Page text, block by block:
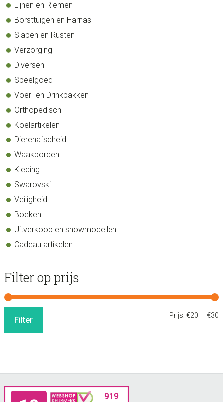
Lijnen en Riemen
Borsttuigen en Harnas
Slapen en Rusten
Verzorging
Diversen
Speelgoed
Voer- en Drinkbakken
Orthopedisch
Koelartikelen
Dierenafscheid
Waakborden
Kleding
Swarovski
Veiligheid
Boeken
Uitverkoop en showmodellen
Cadeau artikelen
Filter op prijs
Filter Prijs:€20 —€30
Footer